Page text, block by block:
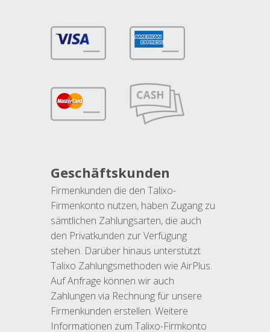
Geschäftskunden
Firmenkunden die den Talixo-
Firmenkonto nutzen, haben Zugang zu
sämtlichen Zahlungsarten, die auch
den Privatkunden zur Verfügung
stehen. Darüber hinaus unterstützt
Talixo Zahlungsmethoden wie AirPlus.
Auf Anfrage können wir auch
Zahlungen via Rechnung für unsere
Firmenkunden erstellen. Weitere
Informationen zum Talixo-Firmkonto